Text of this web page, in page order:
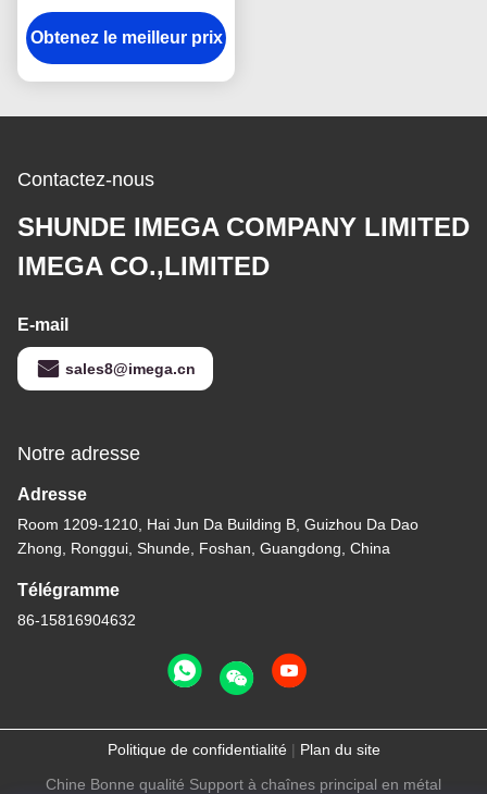
souvenir de Cork Plain
Leather Keyring 12mm
Keychains
Obtenez le meilleur prix
Contactez-nous
SHUNDE IMEGA COMPANY LIMITED
IMEGA CO.,LIMITED
E-mail
sales8@imega.cn
Notre adresse
Adresse
Room 1209-1210, Hai Jun Da Building B, Guizhou Da Dao
Zhong, Ronggui, Shunde, Foshan, Guangdong, China
Télégramme
86-15816904632
Politique de confidentialité| Plan du site
Chine Bonne qualité Support à chaînes principal en métal